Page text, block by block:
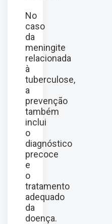
No
caso
da
meningite
relacionada
à
tuberculose,
a
prevenção
também
inclui
o
diagnóstico
precoce
e
o
tratamento
adequado
da
doença.